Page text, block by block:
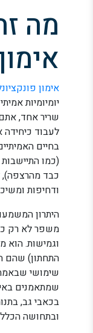
מה
אימון
יומיומיות
שריר אחד,
לעבוד
בחיים
(כמו
כבד מהרצפה),
ודחיפות
היתרון
משפר לא רק
וגמישות. הוא
התחתון) שהם
שימושי
שמתאמנים
בכאבי גב,
ובתחושה